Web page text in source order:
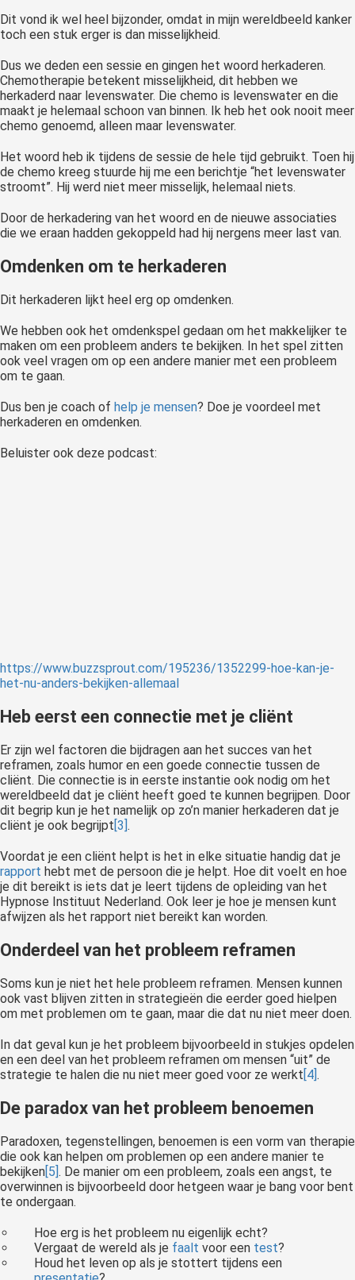
Dit vond ik wel heel bijzonder, omdat in mijn wereldbeeld kanker
toch een stuk erger is dan misselijkheid.
Dus we deden een sessie en gingen het woord herkaderen.
Chemotherapie betekent misselijkheid, dit hebben we
herkaderd naar levenswater. Die chemo is levenswater en die
maakt je helemaal schoon van binnen. Ik heb het ook nooit meer
chemo genoemd, alleen maar levenswater.
Het woord heb ik tijdens de sessie de hele tijd gebruikt. Toen hij
de chemo kreeg stuurde hij me een berichtje “het levenswater
stroomt”. Hij werd niet meer misselijk, helemaal niets.
Door de herkadering van het woord en de nieuwe associaties
die we eraan hadden gekoppeld had hij nergens meer last van.
Omdenken om te herkaderen
Dit herkaderen lijkt heel erg op omdenken.
We hebben ook het omdenkspel gedaan om het makkelijker te
maken om een probleem anders te bekijken. In het spel zitten
ook veel vragen om op een andere manier met een probleem
om te gaan.
Dus ben je coach of help je mensen? Doe je voordeel met
herkaderen en omdenken.
Beluister ook deze podcast:
https://www.buzzsprout.com/195236/1352299-hoe-kan-je-
het-nu-anders-bekijken-allemaal
Heb eerst een connectie met je cliënt
Er zijn wel factoren die bijdragen aan het succes van het
reframen, zoals humor en een goede connectie tussen de
cliënt. Die connectie is in eerste instantie ook nodig om het
wereldbeeld dat je cliënt heeft goed te kunnen begrijpen. Door
dit begrip kun je het namelijk op zo’n manier herkaderen dat je
cliënt je ook begrijpt [3] .
Voordat je een cliënt helpt is het in elke situatie handig dat je
rapport hebt met de persoon die je helpt. Hoe dit voelt en hoe
je dit bereikt is iets dat je leert tijdens de opleiding van het
Hypnose Instituut Nederland. Ook leer je hoe je mensen kunt
afwijzen als het rapport niet bereikt kan worden.
Onderdeel van het probleem reframen
Soms kun je niet het hele probleem reframen. Mensen kunnen
ook vast blijven zitten in strategieën die eerder goed hielpen
om met problemen om te gaan, maar die dat nu niet meer doen.
In dat geval kun je het probleem bijvoorbeeld in stukjes opdelen
en een deel van het probleem reframen om mensen “uit” de
strategie te halen die nu niet meer goed voor ze werkt [4] .
De paradox van het probleem benoemen
Paradoxen, tegenstellingen, benoemen is een vorm van therapie
die ook kan helpen om problemen op een andere manier te
bekijken [5] . De manier om een probleem, zoals een angst, te
overwinnen is bijvoorbeeld door hetgeen waar je bang voor bent
te ondergaan.
Hoe erg is het probleem nu eigenlijk echt?
Vergaat de wereld als je faalt voor een test?
Houd het leven op als je stottert tijdens een